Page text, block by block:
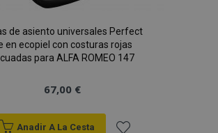
de asiento universales Perfect
en ecopiel con costuras rojas
para ALFA ROMEO 147
67,00 €
Anadir A La Cesta